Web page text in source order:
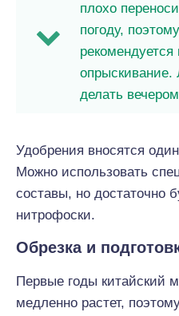
плохо
погоду,
рекомендуется
опрыскивание.
делать
Удобрения вносятся
Можно использовать
составы, но достаточно
нитрофоски.
Обрезка и
Первые годы китайский
медленно растет,